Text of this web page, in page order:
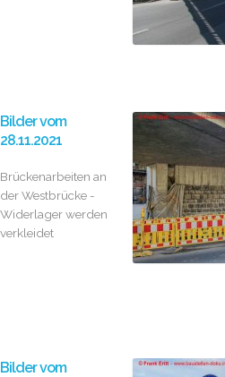
Bilder vom
28.11.2021
Brückenarbeiten an
der Westbrücke -
Widerlager werden
verkleidet
Bilder vom